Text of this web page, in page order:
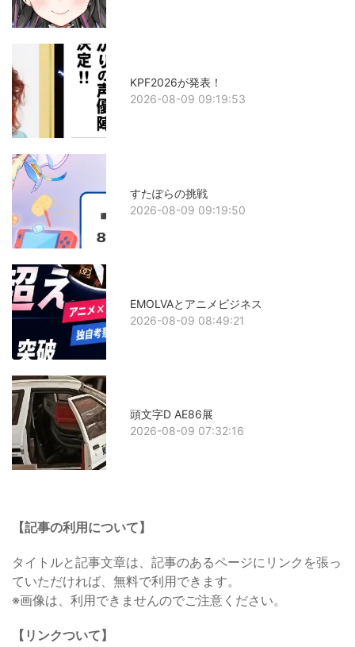
KPF2026が発表！
2026-08-09 09:19:53
すたぽらの挑戦
2026-08-09 09:19:50
EMOLVAとアニメビジネス
2026-08-09 08:49:21
頭文字D AE86展
2026-08-09 07:32:16
【記事の利用について】
タイトルと記事文章は、記事のあるページにリンクを張っ
ていただければ、無料で利用できます。
※画像は、利用できませんのでご注意ください。
【リンクついて】